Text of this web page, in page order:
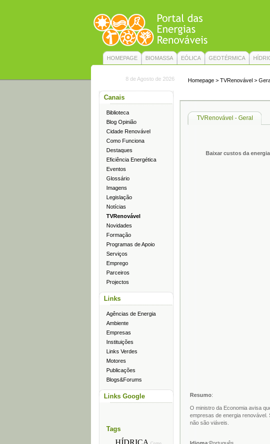
HOMEPAGE BIOMASSA EÓLICA GEOTÉRMICA
8 de Agosto de 2026
Canais
Biblioteca
Blog Opinião
Cidade Renovável
Como Funciona
Destaques
Eficiência Energética
Eventos
Glossário
Imagens
Legislação
Notícias
TVRenovável
Novidades
Formação
Programas de Apoio
Serviços
Emprego
Parceiros
Projectos
Links
Agências de Energia
Ambiente
Empresas
Instituições
Links Verdes
Motores
Publicações
Blogs&Forums
Links Google
Tags
HÍDRICA
Homepage > TVRenovável >
TVRenovável - Geral
Baixar custos da
Resumo:
O ministro da Economia avisa
empresas de energia
não são viáveis.